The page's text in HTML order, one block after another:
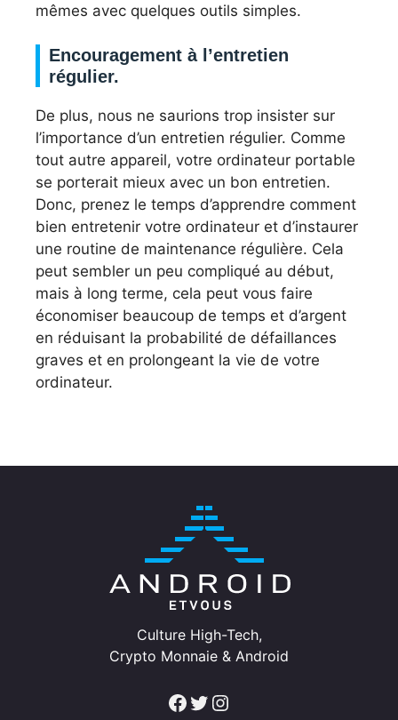
mêmes avec quelques outils simples.
Encouragement à l’entretien
régulier.
De plus, nous ne saurions trop insister sur
l’importance d’un entretien régulier. Comme
tout autre appareil, votre ordinateur portable
se porterait mieux avec un bon entretien.
Donc, prenez le temps d’apprendre comment
bien entretenir votre ordinateur et d’instaurer
une routine de maintenance régulière. Cela
peut sembler un peu compliqué au début,
mais à long terme, cela peut vous faire
économiser beaucoup de temps et d’argent
en réduisant la probabilité de défaillances
graves et en prolongeant la vie de votre
ordinateur.
Culture High-Tech,
Crypto Monnaie & Android
Facebook Twitter Instagram